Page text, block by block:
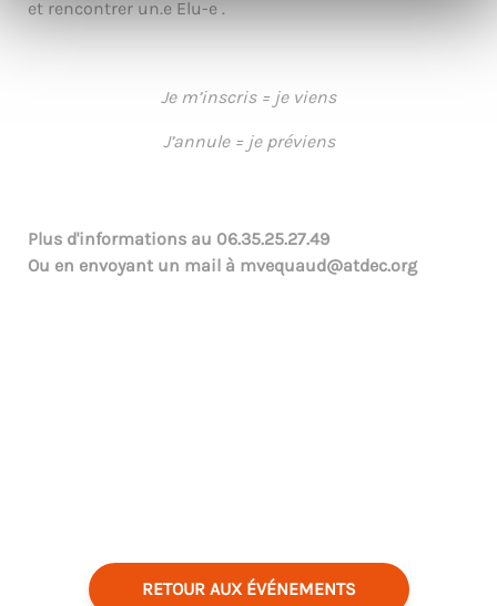
et rencontrer un.e Elu-e .
Je m’inscris = je viens
J’annule = je préviens
Plus d'informations au 06.35.25.27.49
Ou en envoyant un mail à mvequaud@atdec.org
RETOUR AUX ÉVÉNEMENTS